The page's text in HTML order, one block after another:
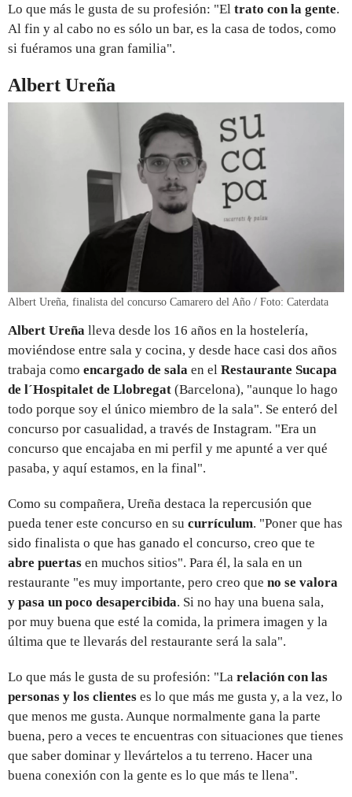
Lo que más le gusta de su profesión: "El trato con la gente.
Al fin y al cabo no es sólo un bar, es la casa de todos, como
si fuéramos una gran familia".
Albert Ureña
Albert Ureña, finalista del concurso Camarero del Año / Foto: Caterdata
Albert Ureña lleva desde los 16 años en la hostelería,
moviéndose entre sala y cocina, y desde hace casi dos años
trabaja como encargado de sala en el Restaurante Sucapa
de l´Hospitalet de Llobregat (Barcelona), "aunque lo hago
todo porque soy el único miembro de la sala". Se enteró del
concurso por casualidad, a través de Instagram. "Era un
concurso que encajaba en mi perfil y me apunté a ver qué
pasaba, y aquí estamos, en la final".
Como su compañera, Ureña destaca la repercusión que
pueda tener este concurso en su currículum. "Poner que has
sido finalista o que has ganado el concurso, creo que te
abre puertas en muchos sitios". Para él, la sala en un
restaurante "es muy importante, pero creo que no se valora
y pasa un poco desapercibida. Si no hay una buena sala,
por muy buena que esté la comida, la primera imagen y la
última que te llevarás del restaurante será la sala".
Lo que más le gusta de su profesión: "La relación con las
personas y los clientes es lo que más me gusta y, a la vez, lo
que menos me gusta. Aunque normalmente gana la parte
buena, pero a veces te encuentras con situaciones que tienes
que saber dominar y llevártelos a tu terreno. Hacer una
buena conexión con la gente es lo que más te llena".